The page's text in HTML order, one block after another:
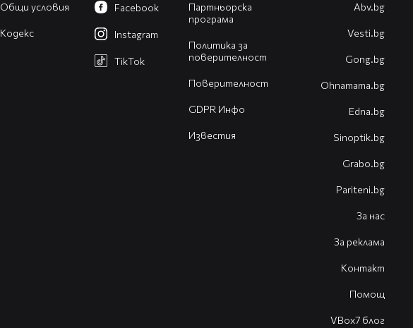
Общи условия
Кодекс
Партньорска
програма
Политика за
поверителност
Поверителност
GDPR Инфо
Известия
Facebook
Instagram
TikTok
Abv.bg
Vesti.bg
Gong.bg
Оhnamama.bg
Edna.bg
Sinoptik.bg
Grabo.bg
Pariteni.bg
За нас
За реклама
Контакт
Помощ
VBox7 блог